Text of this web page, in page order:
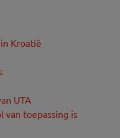
Kroatië
UTA
van toepassing is